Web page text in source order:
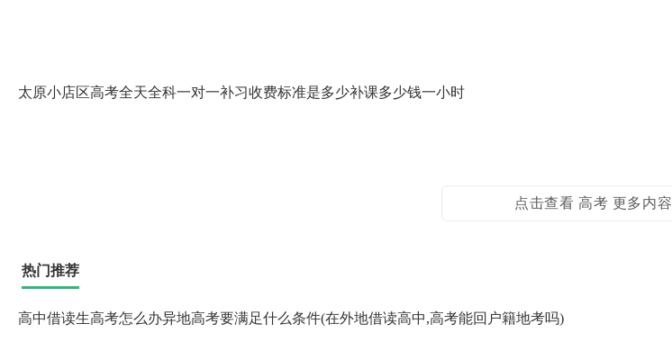
太原小店区高考全天全科一对一补习收费标准是多少补课多少钱一小时
点击查看 高考 更多内容
热门推荐
高中借读生高考怎么办异地高考要满足什么条件(在外地借读高中,高考能回户籍地考吗)